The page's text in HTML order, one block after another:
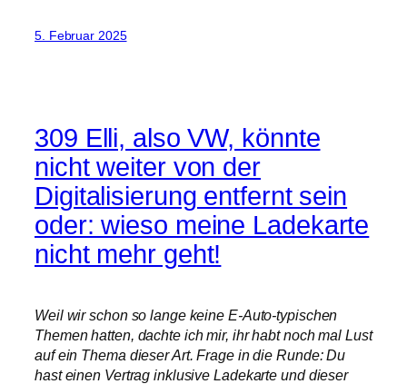
5. Februar 2025
309 Elli, also VW, könnte
nicht weiter von der
Digitalisierung entfernt sein
oder: wieso meine Ladekarte
nicht mehr geht!
Weil wir schon so lange keine E-Auto-typischen
Themen hatten, dachte ich mir, ihr habt noch mal Lust
auf ein Thema dieser Art. Frage in die Runde: Du
hast einen Vertrag inklusive Ladekarte und dieser